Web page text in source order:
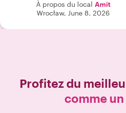
À propos du local Amit
Wrocław, June 8, 2026
Profitez du
comme